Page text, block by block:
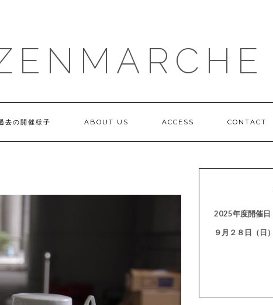
去の開催様子 ABOUT US ACCESS CONTACT
2025年度開催日
９月２８日（日）